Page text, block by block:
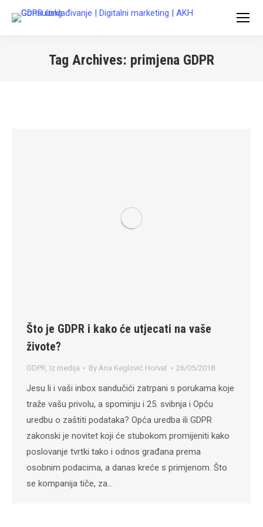
Tag Archives: primjena GDPR
Što je GDPR i kako će utjecati na vaše
živote?
GDPR, Iz medija By Ana Keglović Horvat 26/05/2018
Jesu li i vaši inbox sandučići zatrpani s porukama koje
traže vašu privolu, a spominju i 25. svibnja i Opću
uredbu o zaštiti podataka? Opća uredba ili GDPR
zakonski je novitet koji će stubokom promijeniti kako
poslovanje tvrtki tako i odnos građana prema
osobnim podacima, a danas kreće s primjenom. Što
se kompanija tiče, za…